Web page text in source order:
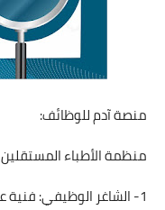
منصة آدم للوظائف:
منظمة الأطباء المستقلين IDA
1- الشاغر الوظيفي: فنية عمليات